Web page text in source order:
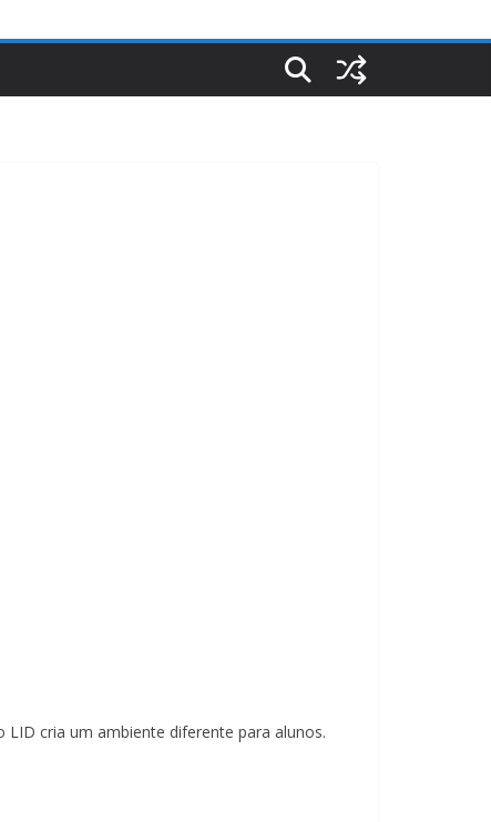
cria um ambiente diferente para alunos.